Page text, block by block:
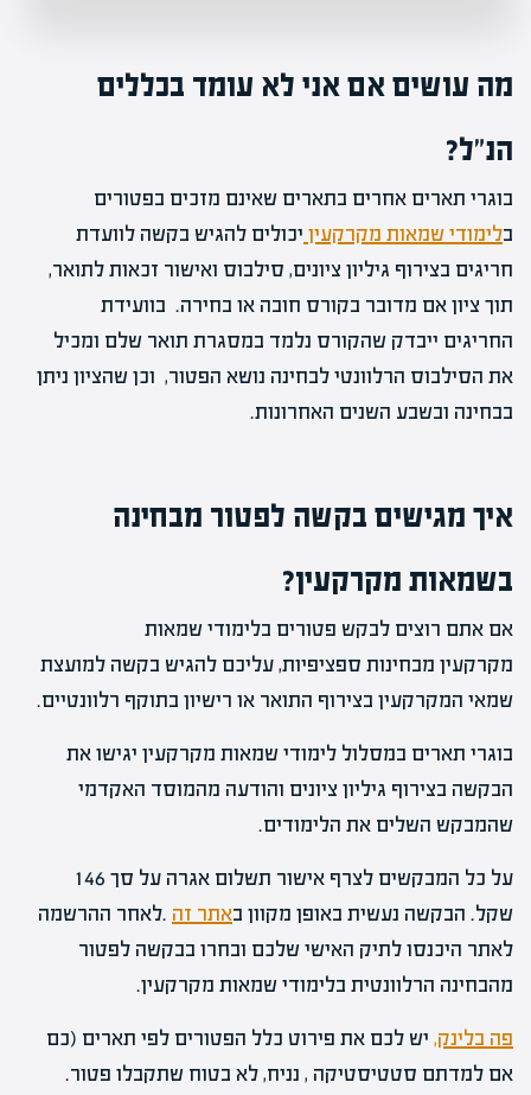
מה עושים אם אני לא עומד בכללים
הנ"ל?
בוגרי תארים אחרים בתארים שאינם מזכים בפטורים
בלימודי שמאות מקרקעין יכולים להגיש בקשה לוועדת
חריגים בצירוף גיליון ציונים, סילבוס ואישור זכאות לתואר,
תוך ציון אם מדובר בקורס חובה או בחירה. בוועידת
החריגים ייבדק שהקורס נלמד במסגרת תואר שלם ומכיל
את הסילבוס הרלוונטי לבחינה נושא הפטור, וכן שהציון ניתן
בבחינה ובשבע השנים האחרונות.
איך מגישים בקשה לפטור מבחינה
בשמאות מקרקעין?
אם אתם רוצים לבקש פטורים בלימודי שמאות
מקרקעין מבחינות ספציפיות, עליכם להגיש בקשה למועצת
שמאי המקרקעין בצירוף התואר או רישיון בתוקף רלוונטיים.
בוגרי תארים במסלול לימודי שמאות מקרקעין יגישו את
הבקשה בצירוף גיליון ציונים והודעה מהמוסד האקדמי
שהמבקש השלים את הלימודים.
על כל המבקשים לצרף אישור תשלום אגרה על סך 146
שקל. הבקשה נעשית באופן מקוון באתר זה .לאחר ההרשמה
לאתר היכנסו לתיק האישי שלכם ובחרו בבקשה לפטור
מהבחינה הרלוונטית בלימודי שמאות מקרקעין.
פה בלינק, יש לכם את פירוט כלל הפטורים לפי תארים (כם
אם למדתם סטטיסטיקה , נניח, לא בטוח שתקבלו פטור.